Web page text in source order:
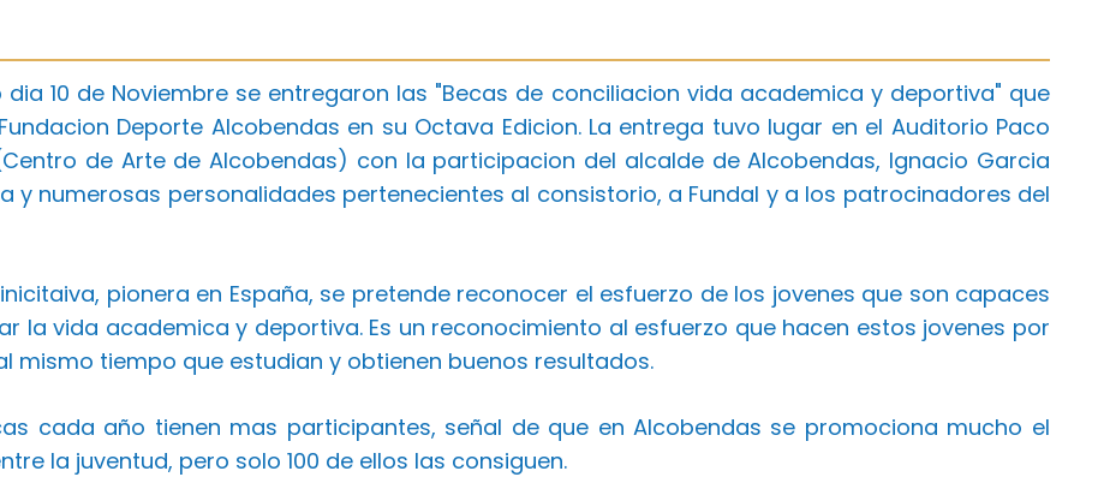
dia 10 de Noviembre se entregaron las "Becas de conciliacion vida academica y deportiva" que
Deporte Alcobendas en su Octava Edicion. La entrega tuvo lugar en el Auditorio Paco
de Arte de Alcobendas) con la participacion del alcalde de Alcobendas, Ignacio Garcia
y numerosas personalidades pertenecientes al consistorio, a Fundal y a los patrocinadores del
pionera en España, se pretende reconocer el esfuerzo de los jovenes que son capaces
la vida academica y deportiva. Es un reconocimiento al esfuerzo que hacen estos jovenes por
mismo tiempo que estudian y obtienen buenos resultados.
cada año tienen mas participantes, señal de que en Alcobendas se promociona mucho el
la juventud, pero solo 100 de ellos las consiguen.